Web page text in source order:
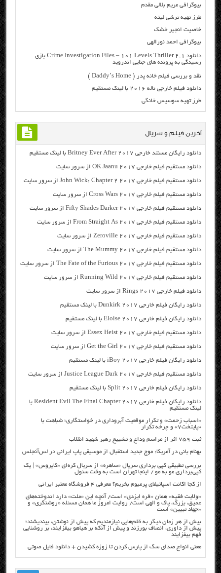
بیوگرافی مریم بلالی مقدم
طرز تهيه ترشی لیته
خاصیت انجیر خشک
بیوگرافی احمد نورالهی
دانلود Crime Investigation Files – 101 Levels Thriller 2.1 بازی
رسیدگی به پرونده های جنایی اندروید
نقد و بررسی فیلم خانه پدر ( Daddy’s Home )
دانلود فیلم خارجی ناله ۲۰۱۶ با لینک مستقیم
طرز تهیه سوسیس خانگی
آخرین فیلم و سریال
دانلود رایگان مسنتد خارجی Britney Ever After 2017 با لینک مستقیم
دانلود مستقیم فیلم خارجی OK Jaanu 2017 از سرور سایت
دانلود مستقیم فیلم خارجی John Wick: Chapter 2 2017 از سرور سایت
دانلود مستقیم فیلم خارجی Cross Wars 2017 از سرور سایت
دانلود مستقیم فیلم خارجی Fifty Shades Darker 2017 از سرور سایت
دانلود مستقیم فیلم خارجی From Straight As 2017 از سرور سایت
دانلود مستقیم فیلم خارجی Zeroville 2017 از سرور سایت
دانلود مستقیم فیلم خارجی The Mummy 2017 از سرور سایت
دانلود مستقیم فیلم خارجی The Fate of the Furious 2017 از سرور سایت
دانلود مستقیم فیلم خارجی Running Wild 2017 از سرور سایت
دانلود فیلم خارجی Rings 2017 از سرور سایت
دانلود رایگان فیلم خارجی Dunkirk 2017 با لینک مستقیم
دانلود رایگان فیلم خارجی Eloise 2017 با لینک مستقیم
دانلود مستقیم فیلم خارجی Essex Heist 2017 از سرور سایت
دانلود مستقیم فیلم خارجی Get the Girl 2017 از سرور سایت
دانلود رایگان فیلم خارجی iBoy 2017 با لینک مستقیم
دانلود مستقیم فیلم خارجی Justice League Dark 2017 از سرور سایت
دانلود رایگان فیلم خارجی Split 2017 با لینک مستقیم
دانلود رایگان فیلم خارجی Resident Evil The Final Chapter 2017 با
لینک مستقیم
«اسباب زحمت» و تکرار موقعیت آبروداری در خواستگاری؛ شباهت با
«پایتخت۷» و چرخه تکرار
ثبت ۷۵۹ اثر از مراسم وداع و تشییع رهبر شهید انقلاب
بهنام بانی در آمریکا: موج جدید استقبال از موسیقی پاپ ایرانی در لس‌آنجلس
بررسی تطبیقی کپی برداری سریال «ساهره» از سریال کره‌ای «کایروس» | یک
کپی‌برداری مو به مو / اینجا تهران است به وقت سئول
از کجا اکانت اسپاتیفای پرمیوم بخریم؟ معرفی ۴ فروشگاه معتبر ایرانی
«ولایت فقیه» همان «فره ایزدی» است/ آنچه این «ملت» دارد اندوخته‌های
عمیق، بزرگ، پاک و الهی است/ روایت امروز ما همان مسئله «روشنگری» و
«جهاد تبیین» است
بیش از هر زمان دیگر به قلم‌هایی نیازمندیم که پیش از نوشتن، بیندیشند؛
پیش از داوری، انصاف بورزند و پیش از آنکه بر هیاهو بیفزایند، بر روشنایی
فهم بیفزایند
معنی انواع صدای سگ از پارس کردن تا زوزه کشیدن + دانلود فایل صوتی